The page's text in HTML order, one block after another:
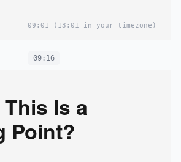
09:01 (13:01 in your timezone)
09:16
This Is a
Point?